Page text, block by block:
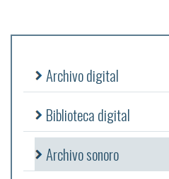
Archivo digital
Biblioteca digital
Archivo sonoro